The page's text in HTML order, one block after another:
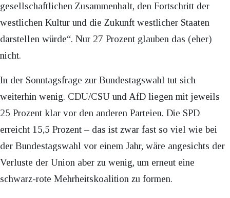
gesellschaftlichen Zusammenhalt, den Fortschritt der
westlichen Kultur und die Zukunft westlicher Staaten
darstellen würde“. Nur 27 Prozent glauben das (eher)
nicht.
In der Sonntagsfrage zur Bundestagswahl tut sich
weiterhin wenig. CDU/CSU und AfD liegen mit jeweils
25 Prozent klar vor den anderen Parteien. Die SPD
erreicht 15,5 Prozent – das ist zwar fast so viel wie bei
der Bundestagswahl vor einem Jahr, wäre angesichts der
Verluste der Union aber zu wenig, um erneut eine
schwarz-rote Mehrheitskoalition zu formen.